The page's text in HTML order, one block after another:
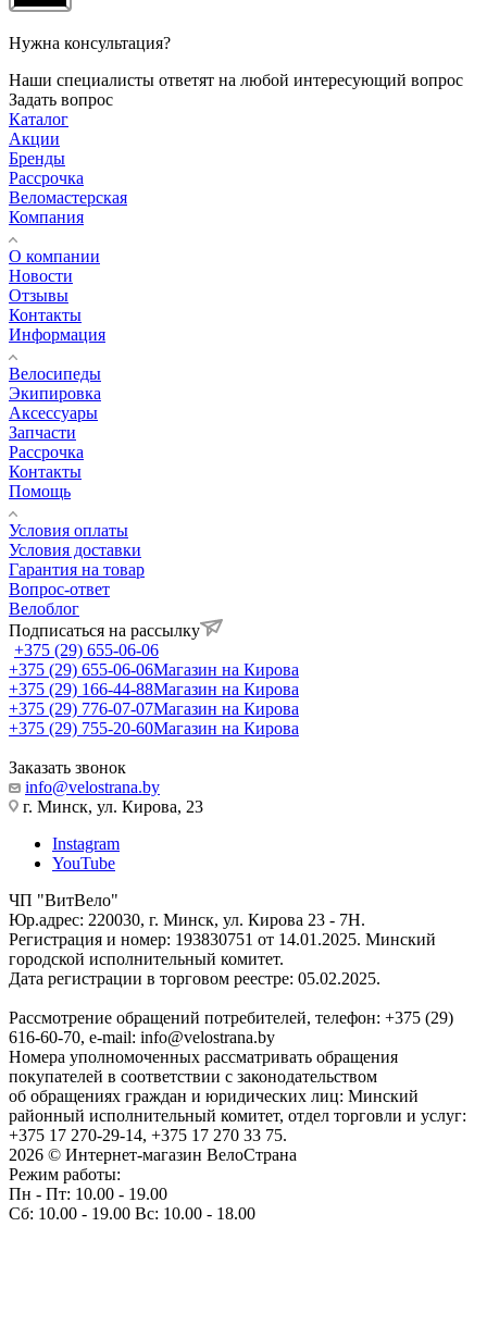
Нужна консультация?
Наши специалисты ответят на любой интересующий вопрос
Задать вопрос
Каталог
Акции
Бренды
Рассрочка
Веломастерская
Компания
О компании
Новости
Отзывы
Контакты
Информация
Велосипеды
Экипировка
Аксессуары
Запчасти
Рассрочка
Контакты
Помощь
Условия оплаты
Условия доставки
Гарантия на товар
Вопрос-ответ
Велоблог
Подписаться на рассылку
+375 (29) 655-06-06
+375 (29) 655-06-06Магазин на Кирова
+375 (29) 166-44-88Магазин на Кирова
+375 (29) 776-07-07Магазин на Кирова
+375 (29) 755-20-60Магазин на Кирова
Заказать звонок
info@velostrana.by
г. Минск, ул. Кирова, 23
Instagram
YouTube
ЧП "ВитВело"
Юр.адрес: 220030, г. Минск, ул. Кирова 23 - 7Н.
Регистрация и номер: 193830751 от 14.01.2025. Минский
городской исполнительный комитет.
Дата регистрации в торговом реестре: 05.02.2025.
Рассмотрение обращений потребителей, телефон: +375 (29)
616-60-70, e-mail: info@velostrana.by
Номера уполномоченных рассматривать обращения
покупателей в соответствии с законодательством
об обращениях граждан и юридических лиц: Минский
районный исполнительный комитет, отдел торговли и услуг:
+375 17 270-29-14, +375 17 270 33 75.
2026 © Интернет-магазин ВелоСтрана
Режим работы:
Пн - Пт: 10.00 - 19.00
Сб: 10.00 - 19.00 Вс: 10.00 - 18.00